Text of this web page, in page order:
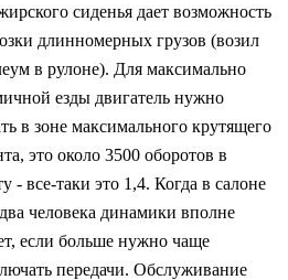
сиденья дает возможность
длинномерных грузов (возил
в рулоне). Для максимально
езды двигатель нужно
в зоне максимального крутящего
это около 3500 оборотов в
- все-таки это 1,4. Когда в салоне
человека динамики вполне
если больше нужно чаще
передачи. Обслуживание